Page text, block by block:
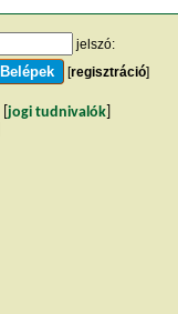
jelszó:
[regisztráció]
jogi tudnivalók